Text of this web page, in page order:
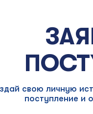
свою личную
поступление и